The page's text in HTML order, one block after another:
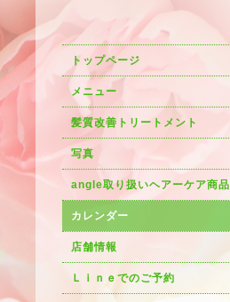
トップページ
メニュー
髪質改善トリートメント
写真
angle取り扱いヘアーケア商品
カレンダー
店舗情報
Ｌｉｎｅでのご予約